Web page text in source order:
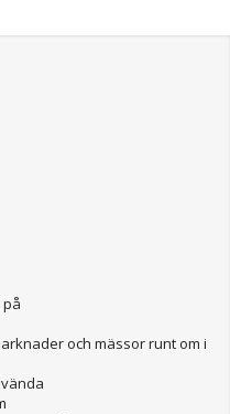
på
och mässor runt om i